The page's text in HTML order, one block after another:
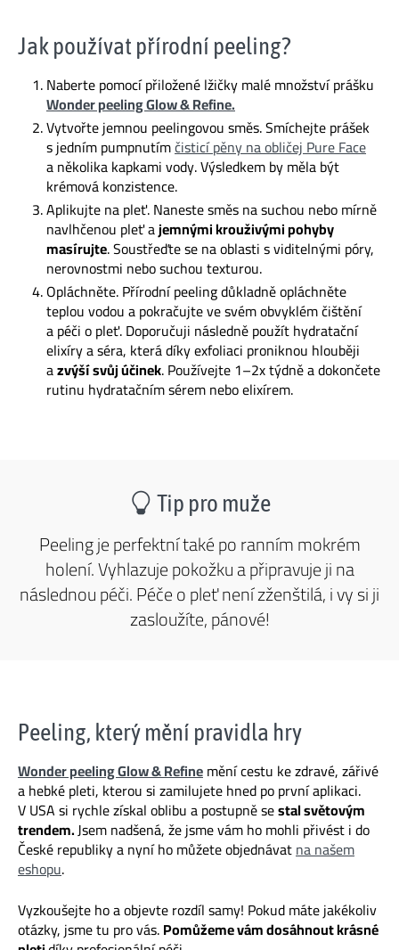
Jak používat přírodní peeling?
Naberte pomocí přiložené lžičky malé množství prášku
Wonder peeling Glow & Refine.
Vytvořte jemnou peelingovou směs. Smíchejte prášek
s jedním pumpnutímčisticí pěny na obličej Pure Face
a několika kapkami vody. Výsledkem by měla být
krémová konzistence.
Aplikujte na pleť. Naneste směs na suchou nebo mírně
navlhčenou pleť ajemnými krouživými pohyby
masírujte. Soustřeďte se na oblasti s viditelnými póry,
nerovnostmi nebo suchou texturou.
Opláchněte. Přírodní peeling důkladně opláchněte
teplou vodou a pokračujte ve svém obvyklém čištění
a péči o pleť. Doporučuji následně použít hydratační
elixíry a séra, která díky exfoliaci proniknou hlouběji
azvýší svůj účinek. Používejte 1–2x týdně a dokončete
rutinu hydratačním sérem nebo elixírem.
Tip pro muže
Peeling je perfektní také po ranním mokrém
holení. Vyhlazuje pokožku a připravuje ji na
následnou péči. Péče o pleť není zženštilá, i vy si ji
zasloužíte, pánové!
Peeling, který mění pravidla hry
Wonder peeling Glow & Refinemění cestu ke zdravé, zářivé
a hebké pleti, kterou si zamilujete hned po první aplikaci.
V USA si rychle získal oblibu a postupně sestal světovým
trendem.Jsem nadšená, že jsme vám ho mohli přivést i do
České republiky a nyní ho můžete objednávatna našem
eshopu.
Vyzkoušejte ho a objevte rozdíl samy! Pokud máte jakékoliv
otázky, jsme tu pro vás.Pomůžeme vám dosáhnout krásné